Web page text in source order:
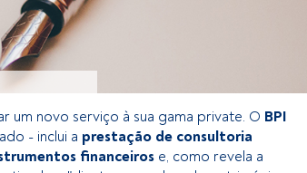
um novo serviço à sua gama private. O BPI
- inclui a prestação de consultoria
financeiros e, como revela a